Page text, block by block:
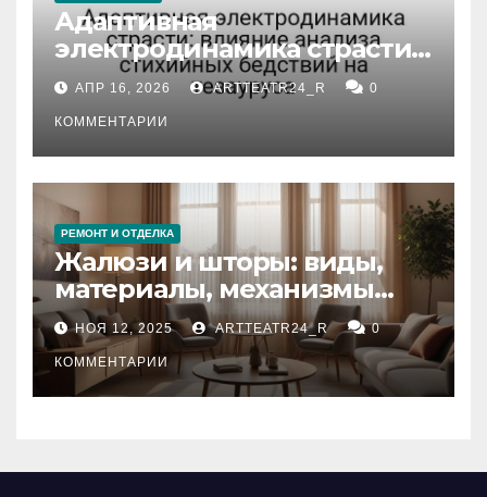
Адаптивная
электродинамика страсти:
влияние анализа
стихийных бедствий на
тезауруса
АПР 16, 2026 ARTTEATR24_R 0
КОММЕНТАРИИ
РЕМОНТ И ОТДЕЛКА
Жалюзи и шторы: виды,
материалы, механизмы
управления и уход
НОЯ 12, 2025 ARTTEATR24_R 0
КОММЕНТАРИИ